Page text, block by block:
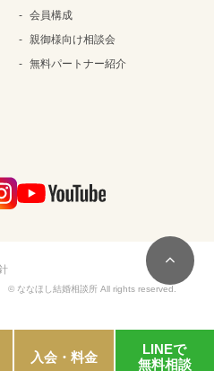
入会・料金
LINEで
無料相談
会員構成
親御様向け相談会
無料パートナー紹介
© ななほし結婚相談所 All rights reserved.